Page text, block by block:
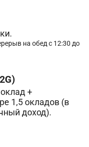
на обед с 12:30 до
+
1,5 окладов (в
доход).